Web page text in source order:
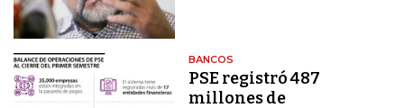
BANCOS
PSE registró 487
millones de